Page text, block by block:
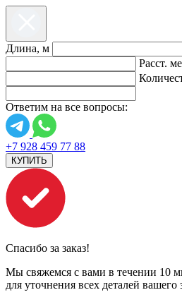
Длина, м
Расст.
Ответим на все вопросы:
+7 928 459 77 88
КУПИТЬ
Спасибо за заказ!
Мы свяжемся с вами в течении 10
для уточнения всех деталей вашего